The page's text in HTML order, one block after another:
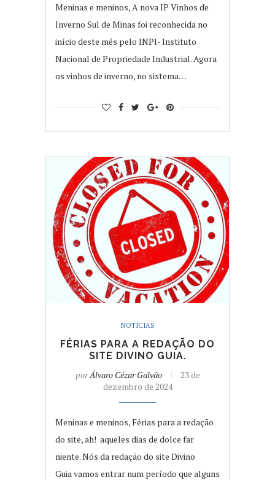
Meninas e meninos, A nova IP Vinhos de
Inverno Sul de Minas foi reconhecida no
início deste mês pelo INPI- Instituto
Nacional de Propriedade Industrial. Agora
os vinhos de inverno, no sistema…
NOTÍCIAS
FÉRIAS PARA A REDAÇÃO DO
SITE DIVINO GUIA.
porÁlvaro Cézar Galvão
23 de
dezembro de 2024
Meninas e meninos, Férias para a redação
do site, ah! aqueles dias de dolce far
niente. Nós da redação do site Divino
Guia vamos entrar num período que alguns